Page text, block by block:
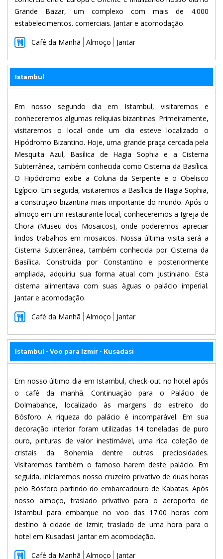
Grande Bazar, um complexo com mais de 4.000
estabelecimentos. comerciais. Jantar e acomodação.
Café da Manhã
Almoço Jantar
Istambul
Em nosso segundo dia em Istambul, visitaremos e
conheceremos algumas relíquias bizantinas. Primeiramente,
visitaremos o local onde um dia esteve localizado o
Hipódromo Bizantino. Hoje, uma grande praça cercada pela
Mesquita Azul, Basílica de Hagia Sophia e a Cisterna
Subterrânea, também conhecida como Cisterna da Basílica.
O Hipódromo exibe a Coluna da Serpente e o Obelisco
Egípcio. Em seguida, visitaremos a Basílica de Hagia Sophia,
a construção bizantina mais importante do mundo. Após o
almoço em um restaurante local, conheceremos a Igreja de
Chora (Museu dos Mosaicos), onde poderemos apreciar
lindos trabalhos em mosaicos. Nossa última visita será a
Cisterna Subterrânea, também conhecida por Cisterna da
Basílica. Construída por Constantino e posteriormente
ampliada, adquiriu sua forma atual com Justiniano. Esta
cisterna alimentava com suas àguas o palácio imperial.
Jantar e acomodação.
Café da Manhã
Almoço Jantar
Istambul - Voo para Izmir - Kusadasi
Em nosso último dia em Istambul, check-out no hotel após
o café da manhã. Continuação para o Palácio de
Dolmabahce, localizado às margens do estreito do
Bósforo. A riqueza do palácio é incomparável. Em sua
decoração interior foram utilizadas 14 toneladas de puro
ouro, pinturas de valor inestimável, uma rica coleção de
cristais da Bohemia dentre outras preciosidades.
Visitaremos também o famoso harem deste palácio. Em
seguida, iniciaremos nosso cruzeiro privativo de duas horas
pelo Bósforo partindo do embarcadouro de Kabatas. Após
nosso almoço, traslado privativo para o aeroporto de
Istambul para embarque no voo das 17.00 horas com
destino à cidade de Izmir; traslado de uma hora para o
hotel em Kusadasi. Jantar em acomodação.
Café da Manhã
Almoço Jantar